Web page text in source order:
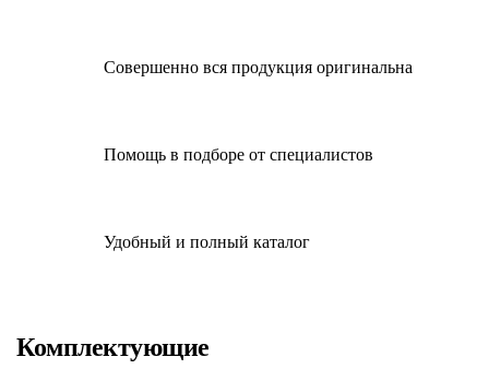
Совершенно вся продукция оригинальна
Помощь в подборе от специалистов
Удобный и полный каталог
Комплектующие